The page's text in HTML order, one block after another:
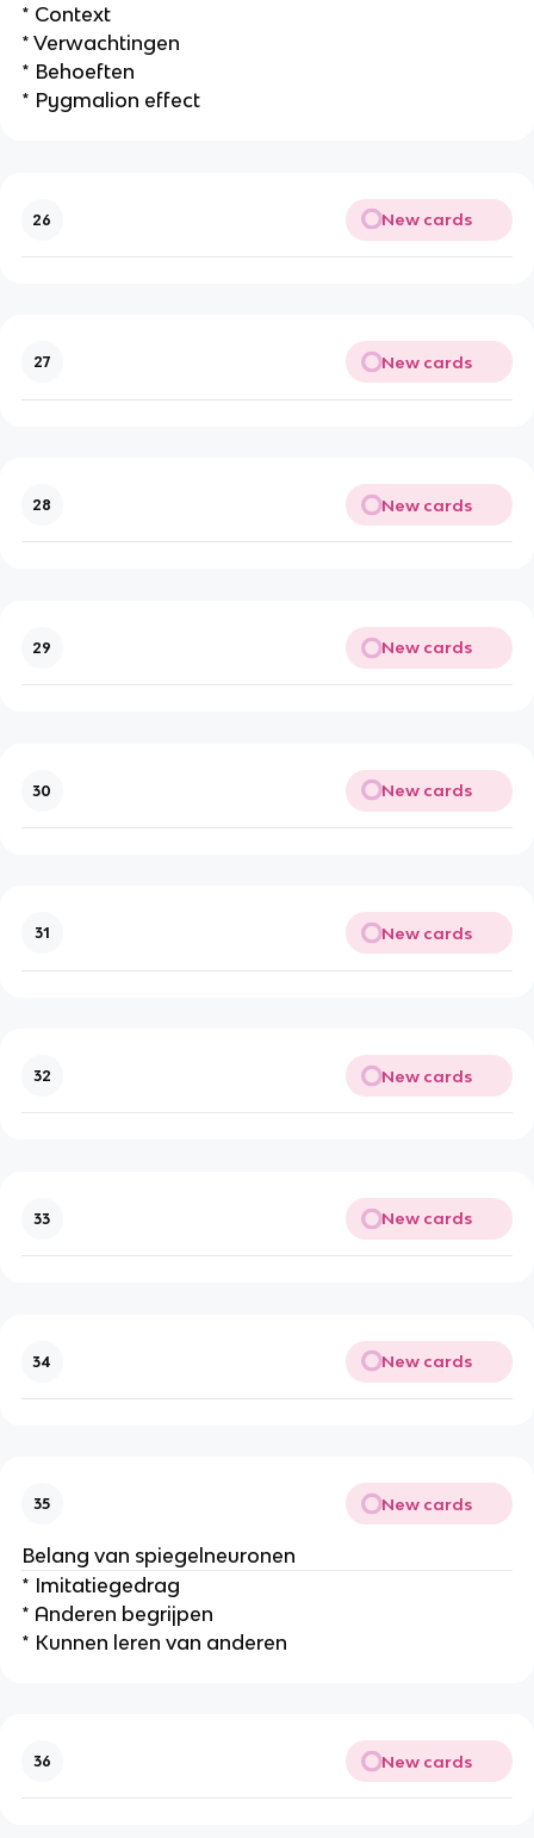
* Context
* Verwachtingen
* Behoeften
* Pygmalion effect
26 New cards
27 New cards
28 New cards
29 New cards
30 New cards
31 New cards
32 New cards
33 New cards
34 New cards
35 New cards
Belang van spiegelneuronen
* Imitatiegedrag
* Anderen begrijpen
* Kunnen leren van anderen
36 New cards